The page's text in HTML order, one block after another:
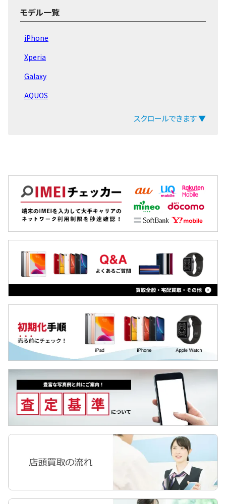
iPhone16 Pro
iPhone16 Plus
iPhone16
iPhone15 Pro Max
iPhone15 Pro
iPhone14 Pro
iPhone14 Plus
iPhone14
iPhoneSE3(第3世代)
iPhone13 Pro Max
iPhone13 Pro
iPhone12 Pro Max
iPhone12 Pro
iPhone12 mini
iPhone12
iPhoneSE2(第2世代)
iPhone11 Pro Max
iPhone11
モデル一覧
iPhone
Xperia
Galaxy
AQUOS
Xiaomi
MacBook
iPad
Qua tab
dtab
MediaPad
LAVIE Tab
YOGA Tab
Surface
Galaxyタブ
Pixel Tab
スクロールできます ▼